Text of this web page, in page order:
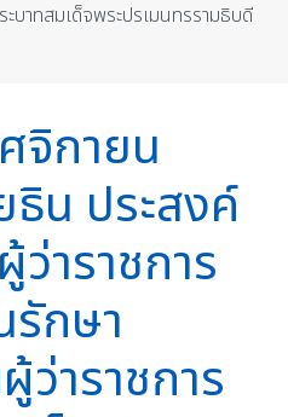
บาทสมเด็จพระปรเมนทรรามธิบดี
จิกายน
ธิน ประสงค์
าราชการ
กษา
ว่าราชการ